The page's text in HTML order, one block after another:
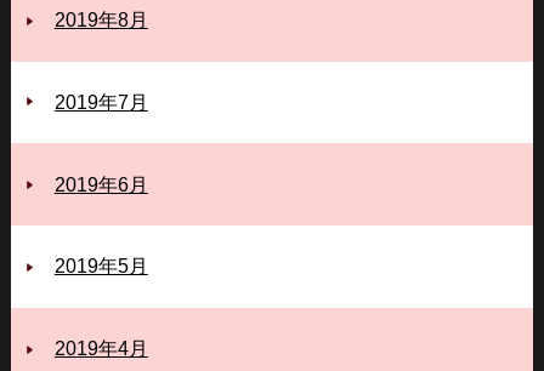
2019年8月
2019年7月
2019年6月
2019年5月
2019年4月